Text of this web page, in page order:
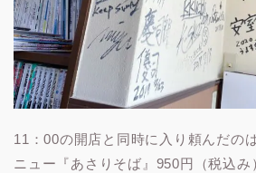
11：00の開店と同時に入り頼んだの
ニュー『あさりそば』950円（税込み